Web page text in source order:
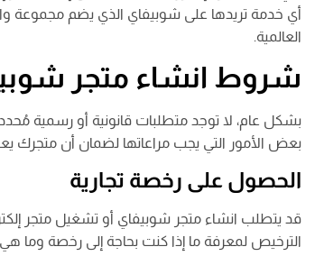
أي خدمة تريدها على شوبيفاي الذي يضم مجموعة
العالمية.
شروط انشاء متجر
بشكل عام، لا توجد متطلبات قانونية أو رسمية
بعض الأمور التي يجب مراعاتها لضمان أن متجرك
الحصول على رخصة تجارية
قد يتطلب انشاء متجر شوبيفاي أو تشغيل متجر
الترخيص لمعرفة ما إذا كنت بحاجة إلى رخصة وما